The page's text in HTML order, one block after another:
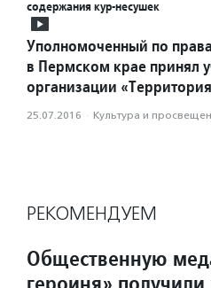
содержания кур-несушек
Уполномоченный по
в Пермском крае принял
организации
25.07.2016 · Культура и
РЕКОМЕНДУЕМ
Общественную